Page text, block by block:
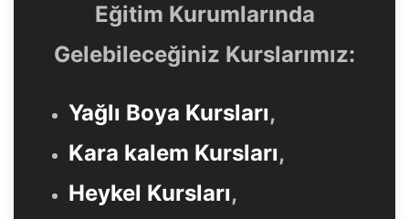
Eğitim Kurumlarında
Gelebileceğiniz Kurslarımız:
Yağlı Boya Kursları,
Kara kalem Kursları,
Heykel Kursları,